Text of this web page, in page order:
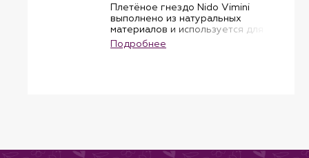
Плетёное гнездо Nido Vimini
выполнено из натуральных
материалов и используется для
вставки в пластиковое
основание Imac: Nido Ferro,
Подробнее